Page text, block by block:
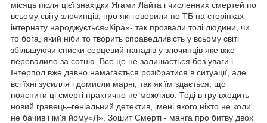
місяць після цієї знахідки Ягами Лайта і численних смертей по
всьому світу злочинців, про які говорили по ТБ на сторінках
інтернату народжується«Кіра»- так прозвали толі людини, чи
то бога, який ніби то творить справедливість у всьому світі
збільшуючи списки серцевий нападів у злочинців яке вже
перевалило за сотню. Все це не залишається без уваги і
Інтерпол вже давно намагається розібратися в ситуації, але
всі їхні зусилля і домисли марні, так як їм здається, що
пояснити ці смерті практично не можливо. Тоді в гру входить
новий гравець–геніальний детектив, імені якого ніхто не коли
не бачив і ім'я йому«Л». Зошит Смерті - манга про битву двох